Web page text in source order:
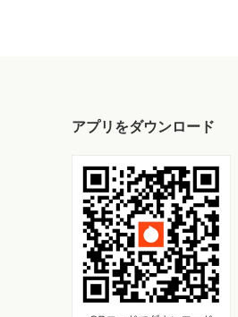
アプリをダウンロード